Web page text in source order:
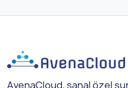
AvenaCloud, sanal özel